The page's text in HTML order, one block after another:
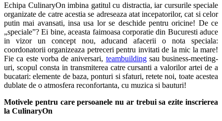
Echipa CulinaryOn imbina gatitul cu distractia, iar cursurile speciale
organizate de catre acestia se adreseaza atat incepatorilor, cat si celor
putin mai avansati, insa usa lor se deschide pentru oricine! De ce
„speciale”? Ei bine, aceasta faimoasa corporatie din Bucuresti aduce
in vizor un concept nou, aducand afacerii o nota speciala:
coordonatorii organizeaza petreceri pentru invitati de la mic la mare!
Fie ca este vorba de aniversari, teambuildingsau business-meeting-
uri, scopul consta in transmiterea catre cursanti a valorilor artei de a
bucatari: elemente de baza, ponturi si sfaturi, retete noi, toate acestea
dublate de o atmosfera reconfortanta, cu muzica si bauturi!
Motivele pentru care persoanele nu ar trebui sa ezite inscrierea
la CulinaryOn